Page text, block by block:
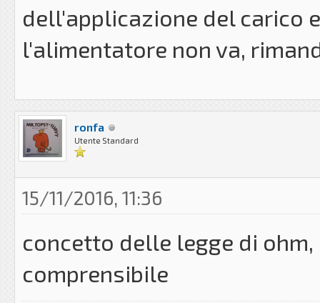
dell'applicazione del carico
l'alimentatore non va,
ronfa
Utente Standard
15/11/2016, 11:36
concetto delle legge di
comprensibile